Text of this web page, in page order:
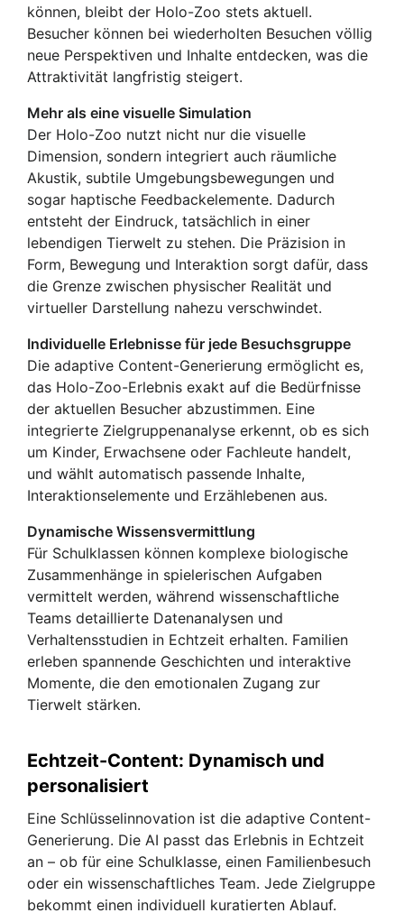
können, bleibt der Holo-Zoo stets aktuell.
Besucher können bei wiederholten Besuchen völlig
neue Perspektiven und Inhalte entdecken, was die
Attraktivität langfristig steigert.
Mehr als eine visuelle Simulation
Der Holo-Zoo nutzt nicht nur die visuelle
Dimension, sondern integriert auch räumliche
Akustik, subtile Umgebungsbewegungen und
sogar haptische Feedbackelemente. Dadurch
entsteht der Eindruck, tatsächlich in einer
lebendigen Tierwelt zu stehen. Die Präzision in
Form, Bewegung und Interaktion sorgt dafür, dass
die Grenze zwischen physischer Realität und
virtueller Darstellung nahezu verschwindet.
Individuelle Erlebnisse für jede Besuchsgruppe
Die adaptive Content-Generierung ermöglicht es,
das Holo-Zoo-Erlebnis exakt auf die Bedürfnisse
der aktuellen Besucher abzustimmen. Eine
integrierte Zielgruppenanalyse erkennt, ob es sich
um Kinder, Erwachsene oder Fachleute handelt,
und wählt automatisch passende Inhalte,
Interaktionselemente und Erzählebenen aus.
Dynamische Wissensvermittlung
Für Schulklassen können komplexe biologische
Zusammenhänge in spielerischen Aufgaben
vermittelt werden, während wissenschaftliche
Teams detaillierte Datenanalysen und
Verhaltensstudien in Echtzeit erhalten. Familien
erleben spannende Geschichten und interaktive
Momente, die den emotionalen Zugang zur
Tierwelt stärken.
Echtzeit-Content: Dynamisch und
personalisiert
Eine Schlüsselinnovation ist die adaptive Content-
Generierung. Die AI passt das Erlebnis in Echtzeit
an – ob für eine Schulklasse, einen Familienbesuch
oder ein wissenschaftliches Team. Jede Zielgruppe
bekommt einen individuell kuratierten Ablauf.